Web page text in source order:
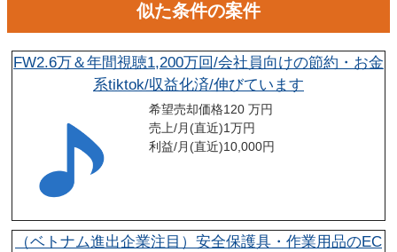
似た条件の案件
FW2.6万＆年間視聴1,200万回/会社員向けの節約・お金
系tiktok/収益化済/伸びています
希望売却価格120 万円
売上/月(直近)1万円
利益/月(直近)10,000円
（ベトナム進出企業注目）安全保護具・作業用品のEC